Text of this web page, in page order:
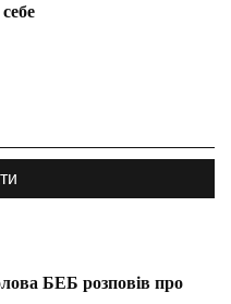
себе
БЕБ розповів про